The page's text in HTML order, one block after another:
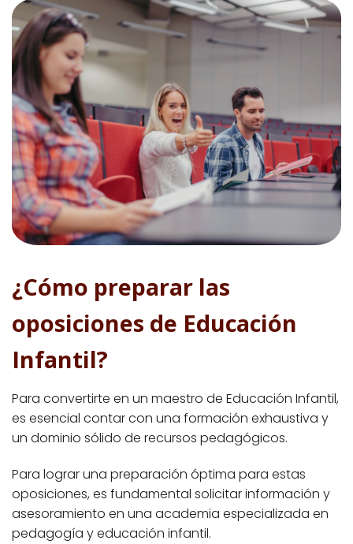
¿Cómo preparar las
oposiciones de Educación
Infantil?
Para convertirte en un maestro de Educación Infantil,
es esencial contar con una formación exhaustiva y
un dominio sólido de recursos pedagógicos.
Para lograr una preparación óptima para estas
oposiciones, es fundamental solicitar información y
asesoramiento en una academia especializada en
pedagogía y educación infantil.